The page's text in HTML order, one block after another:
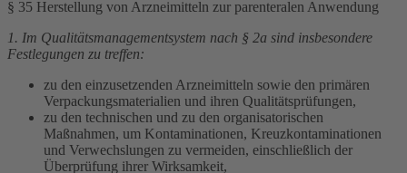
§ 35 Herstellung von Arzneimitteln zur parenteralen Anwendung
1. Im Qualitätsmanagementsystem nach § 2a sind insbesondere
Festlegungen zu treffen:
zu den einzusetzenden Arzneimitteln sowie den primären
Verpackungsmaterialien und ihren Qualitätsprüfungen,
zu den technischen und zu den organisatorischen
Maßnahmen, um Kontaminationen, Kreuzkontaminationen
und Verwechslungen zu vermeiden, einschließlich der
Überprüfung ihrer Wirksamkeit,